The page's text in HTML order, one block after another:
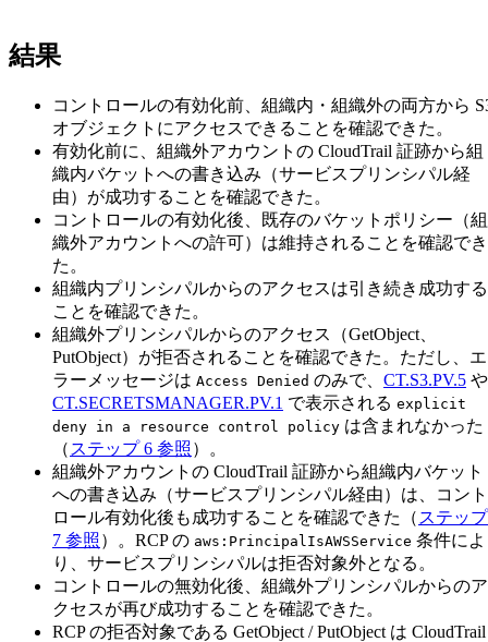
結果
コントロールの有効化前、組織内・組織外の両方から
オブジェクトにアクセスできることを確認できた。
有効化前に、組織外アカウントの CloudTrail 証跡から組
織内バケットへの書き込み（サービスプリンシパル経
由）が成功することを確認できた。
コントロールの有効化後、既存のバケットポリシー（組
織外アカウントへの許可）は維持されることを確認でき
た。
組織内プリンシパルからのアクセスは引き続き成功する
ことを確認できた。
組織外プリンシパルからのアクセス（GetObject、
PutObject）が拒否されることを確認できた。ただし、エ
ラーメッセージは Access Denied のみで、 CT.S3.PV.5 や
CT.SECRETSMANAGER.PV.1 で表示される explicit
deny in a resource control policy は含まれなかった
（ ステップ 6 参照）。
組織外アカウントの CloudTrail 証跡から組織内バケット
への書き込み（サービスプリンシパル経由）は、コント
ロール有効化後も成功することを確認できた（ ステップ
7 参照）。RCP の aws:PrincipalIsAWSService 条件によ
り、サービスプリンシパルは拒否対象外となる。
コントロールの無効化後、組織外プリンシパルからのア
クセスが再び成功することを確認できた。
RCP の拒否対象である GetObject / PutObject は CloudTrail